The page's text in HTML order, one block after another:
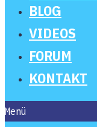
BLOG
VIDE­OS
FORUM
KON­TAKT
Menü